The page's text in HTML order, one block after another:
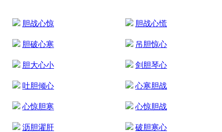
胆战心惊 胆战心慌
胆破心寒 吊胆惊心
胆大心小 剑胆琴心
吐胆倾心 心寒胆战
心惊胆寒 心惊胆战
沥胆濯肝 破胆寒心